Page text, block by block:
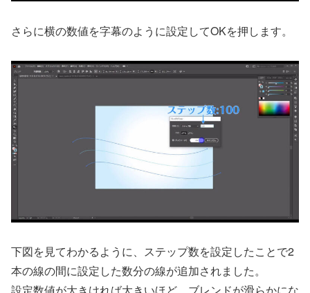
さらに横の数値を字幕のように設定してOKを押します。
下図を見てわかるように、ステップ数を設定したことで2
本の線の間に設定した数分の線が追加されました。